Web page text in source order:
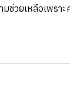
ช่วยเหลือเพ